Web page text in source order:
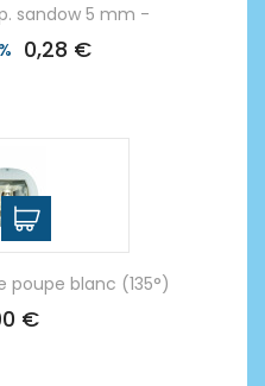
sandow 5 mm -
0,28 €
poupe blanc (135°)
€